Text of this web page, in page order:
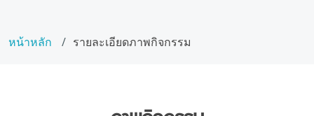
หน้าหลัก รายละเอียดภาพกิจกรรม